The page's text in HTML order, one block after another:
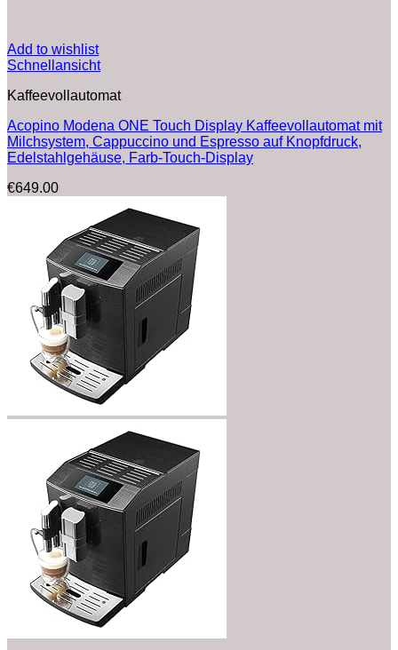
Add to wishlist
Schnellansicht
Kaffeevollautomat
Acopino Modena ONE Touch Display Kaffeevollautomat mit
Milchsystem, Cappuccino und Espresso auf Knopfdruck,
Edelstahlgehäuse, Farb-Touch-Display
€649.00